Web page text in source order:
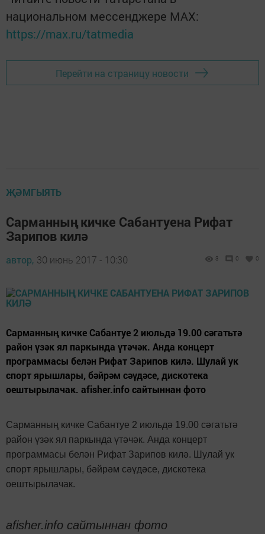
национальном мессенджере MАХ:
https://max.ru/tatmedia
Перейти на страницу новости
ҖӘМГЫЯТЬ
Сарманның кичке Сабантуена Рифат
Зарипов килә
автор, 30 июнь 2017 - 10:30 3 0 0
Сарманның кичке Сабантуе 2 июльдә 19.00 сәгатьтә
район үзәк ял паркында үтәчәк. Анда концерт
программасы белән Рифат Зарипов килә. Шулай ук
спорт ярышлары, бәйрәм сәүдәсе, дискотека
оештырылачак. afisher.info сайтыннан фото
Сарманның кичке Сабантуе 2 июльдә 19.00 сәгатьтә
район үзәк ял паркында үтәчәк. Анда концерт
программасы белән Рифат Зарипов килә. Шулай ук
спорт ярышлары, бәйрәм сәүдәсе, дискотека
оештырылачак.
afisher.info сайтыннан фото